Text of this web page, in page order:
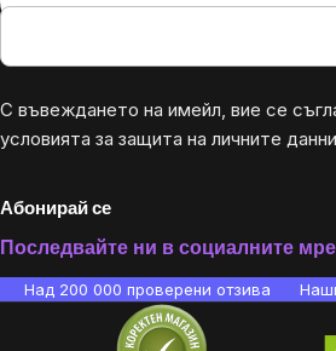
С въвеждането на имейл, вие се
условията за защита на личните данни
Абонирай се
Последвайте ни в социалните
Над 200 000 проверени отзива